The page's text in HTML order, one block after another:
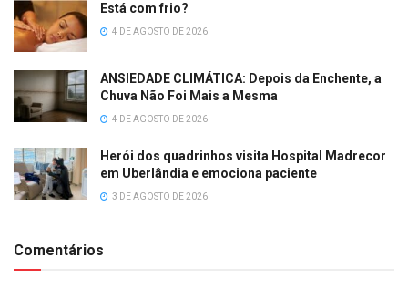
Está com frio?
4 DE AGOSTO DE 2026
ANSIEDADE CLIMÁTICA: Depois da Enchente, a
Chuva Não Foi Mais a Mesma
4 DE AGOSTO DE 2026
Herói dos quadrinhos visita Hospital Madrecor
em Uberlândia e emociona paciente
3 DE AGOSTO DE 2026
Comentários